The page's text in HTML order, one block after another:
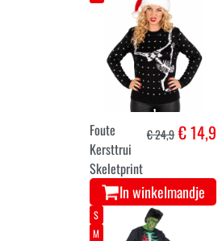
Foute
Kersttrui
Skeletprint
€ 24,9€ 14,9
In winkelmandje
S
M